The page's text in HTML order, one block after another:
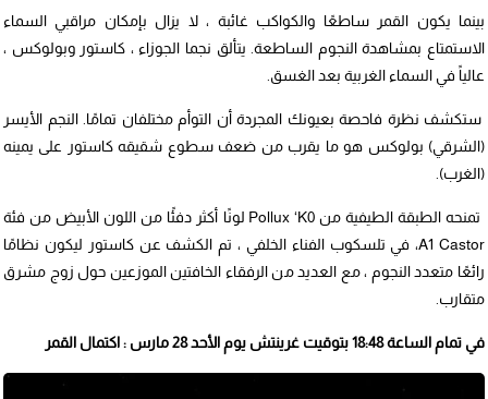
بينما يكون القمر ساطعًا والكواكب غائبة ، لا يزال بإمكان مراقبي السماء
الاستمتاع بمشاهدة النجوم الساطعة. يتألق نجما الجوزاء ، كاستور وبولوكس ،
عالياً في السماء الغربية بعد الغسق.
ستكشف نظرة فاحصة بعيونك المجردة أن التوأم مختلفان تمامًا. النجم الأيسر
(الشرقي) بولوكس هو ما يقرب من ضعف سطوع شقيقه كاستور على يمينه
(الغرب).
تمنحه الطبقة الطيفية من Pollux ‘K0 لونًا أكثر دفئًا من اللون الأبيض من فئة
A1 Castor، في تلسكوب الفناء الخلفي ، تم الكشف عن كاستور ليكون نظامًا
رائعًا متعدد النجوم ، مع العديد من الرفقاء الخافتين الموزعين حول زوج مشرق
متقارب.
في تمام الساعة 18:48 بتوقيت غرينتش يوم الأحد 28 مارس : اكتمال القمر